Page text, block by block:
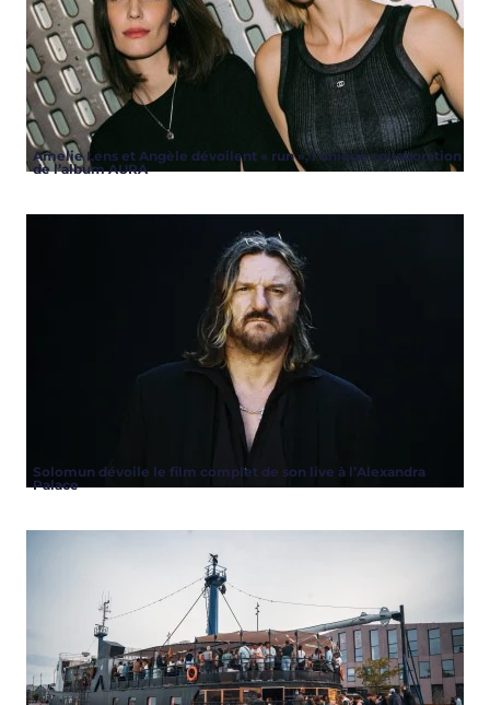
Amelie Lens et Angèle dévoilent « run », l’unique collaboration
de l’album AURA
Solomun dévoile le film complet de son live à l’Alexandra
Palace